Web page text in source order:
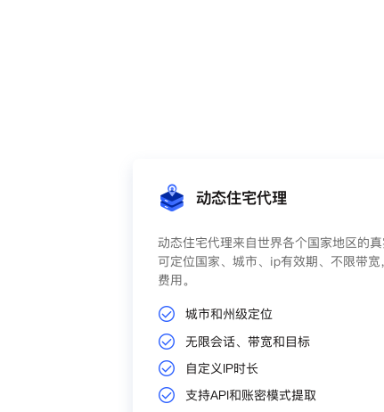
动态住宅代理
动态住宅代理来自世界各个国家地区的真
可定位国家、城市、ip有效期、不限带
费用。
城市和州级定位
无限会话、带宽和目标
自定义IP时长
支持API和账密模式提取